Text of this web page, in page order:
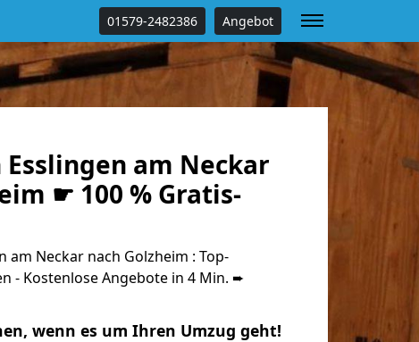
01579-2482386 Angebot
Esslingen am Neckar
☛ 100 % Gratis-
am Neckar nach Golzheim : Top-
- Kostenlose Angebote in 4 Min. ➨
wenn es um Ihren Umzug geht!